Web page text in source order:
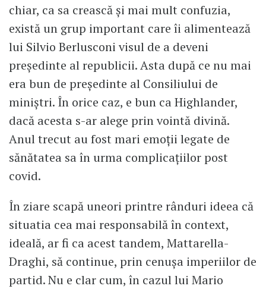
chiar, ca sa crească și mai mult confuzia,
există un grup important care îi alimentează
lui Silvio Berlusconi visul de a deveni
președinte al republicii. Asta după ce nu mai
era bun de președinte al Consiliului de
miniștri. În orice caz, e bun ca Highlander,
dacă acesta s-ar alege prin vointă divină.
Anul trecut au fost mari emoții legate de
sănătatea sa în urma complicațiilor post
covid.
În ziare scapă uneori printre rânduri ideea că
situatia cea mai responsabilă în context,
ideală, ar fi ca acest tandem, Mattarella-
Draghi, să continue, prin cenușa imperiilor de
partid. Nu e clar cum, în cazul lui Mario